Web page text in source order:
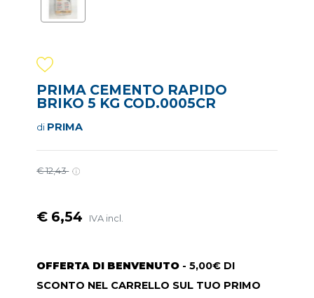
PRIMA CEMENTO RAPIDO
BRIKO 5 KG COD.0005CR
di PRIMA
€ 12,43
€ 6,54 IVA incl.
OFFERTA DI BENVENUTO - 5,00€ DI
SCONTO NEL CARRELLO SUL TUO PRIMO